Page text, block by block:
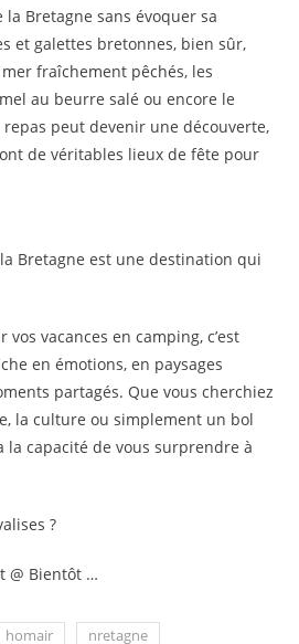
Bretagne sans évoquer sa
et galettes bretonnes, bien sûr,
fraîchement pêchés, les
au beurre salé ou encore le
peut devenir une découverte,
de véritables lieux de fête pour
Bretagne est une destination qui
vacances en camping, c’est
en émotions, en paysages
partagés. Que vous cherchiez
la culture ou simplement un bol
la capacité de vous surprendre à
?
@ Bientôt …
homair nretagne